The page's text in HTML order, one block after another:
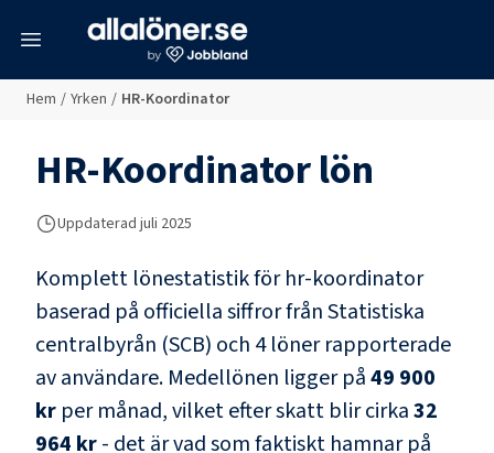
Hem / Yrken / HR-Koordinator
HR-Koordinatorlön
Uppdaterad juli 2025
Komplett lönestatistik förhr-koordinator
baserad på officiella siffror från Statistiska
centralbyrån (SCB) och 4 löner rapporterade
av användare. Medellönen ligger på49 900
kr per månad, vilket efter skatt blir cirka32
964 kr- det är vad som faktiskt hamnar på